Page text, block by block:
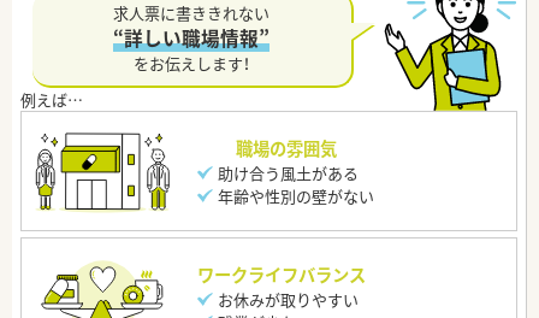
求人票に書ききれない
“詳しい職場情報”
をお伝えします！
職場の雰囲気
助け合う風土がある
年齢や性別の壁がない
ワークライフバランス
お休みが取りやすい